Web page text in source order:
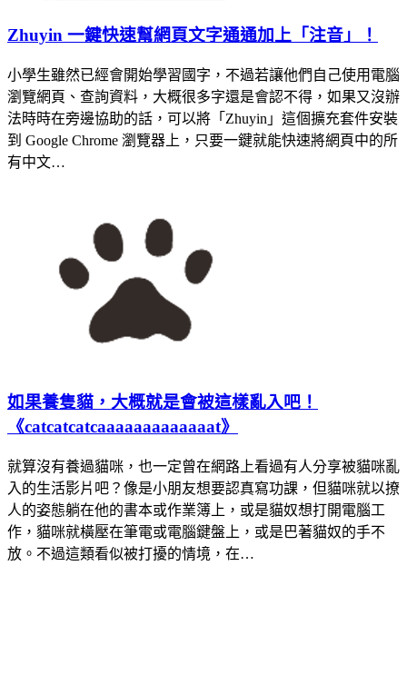
Zhuyin 一鍵快速幫網頁文字通通加上「注音」！
小學生雖然已經會開始學習國字，不過若讓他們自己使用電腦
瀏覽網頁、查詢資料，大概很多字還是會認不得，如果又沒辦
法時時在旁邊協助的話，可以將「Zhuyin」這個擴充套件安裝
到 Google Chrome 瀏覽器上，只要一鍵就能快速將網頁中的所
有中文…
如果養隻貓，大概就是會被這樣亂入吧！
《catcatcatcaaaaaaaaaaaaat》
就算沒有養過貓咪，也一定曾在網路上看過有人分享被貓咪亂
入的生活影片吧？像是小朋友想要認真寫功課，但貓咪就以撩
人的姿態躺在他的書本或作業簿上，或是貓奴想打開電腦工
作，貓咪就橫壓在筆電或電腦鍵盤上，或是巴著貓奴的手不
放。不過這類看似被打擾的情境，在…